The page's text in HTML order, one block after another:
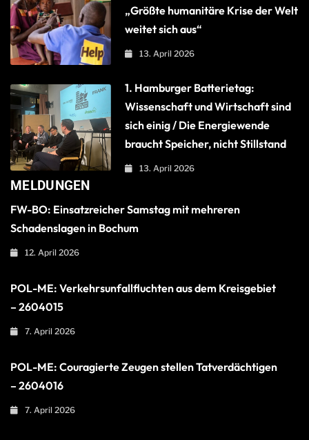
„Größte humanitäre Krise der Welt
weitet sich aus“
13. April 2026
1. Hamburger Batterietag:
Wissenschaft und Wirtschaft sind
sich einig / Die Energiewende
braucht Speicher, nicht Stillstand
13. April 2026
MELDUNGEN
FW-BO: Einsatzreicher Samstag mit mehreren
Schadenslagen in Bochum
12. April 2026
POL-ME: Verkehrsunfallfluchten aus dem Kreisgebiet
– 2604015
7. April 2026
POL-ME: Couragierte Zeugen stellen Tatverdächtigen
– 2604016
7. April 2026